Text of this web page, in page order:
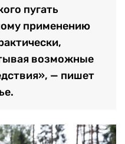
пугать
применению
возможные
— пишет